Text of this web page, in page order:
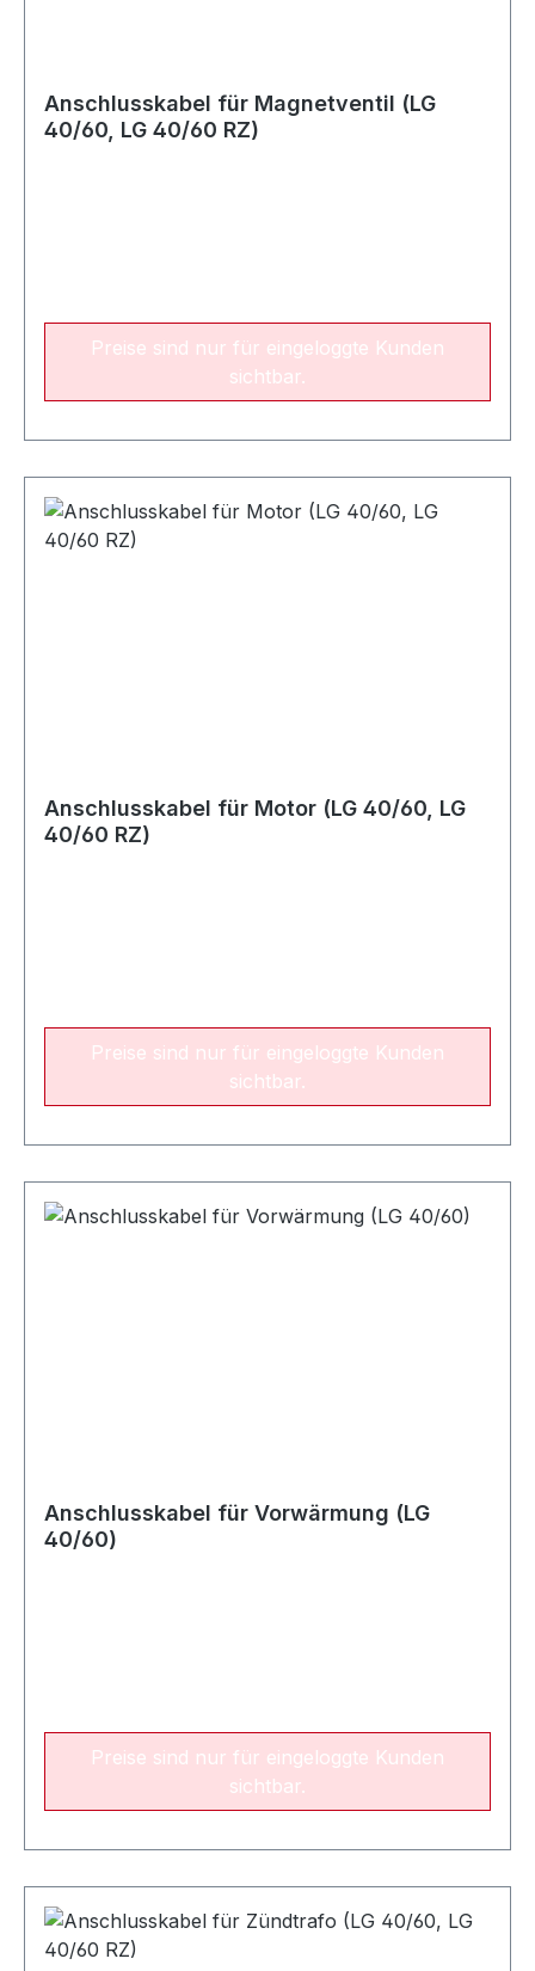
Anschlusskabel für Magnetventil (LG
40/60, LG 40/60 RZ)
Preise sind nur für eingeloggte Kunden
sichtbar.
Anschlusskabel für Motor (LG 40/60, LG
40/60 RZ)
Preise sind nur für eingeloggte Kunden
sichtbar.
Anschlusskabel für Vorwärmung (LG
40/60)
Preise sind nur für eingeloggte Kunden
sichtbar.